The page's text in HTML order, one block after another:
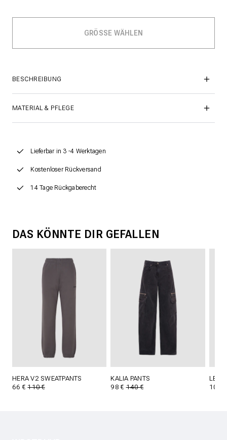
BESCHREIBUNG
MATERIAL & PFLEGE
Lieferbar in 3 -4 Werktagen
Kostenloser Rückversand
14 Tage Rückgaberecht
DAS KÖNNTE DIR GEFALLEN
HERA V2 SWEATPANTS
66 €110 €
KALIA PANTS
98 €140 €
105